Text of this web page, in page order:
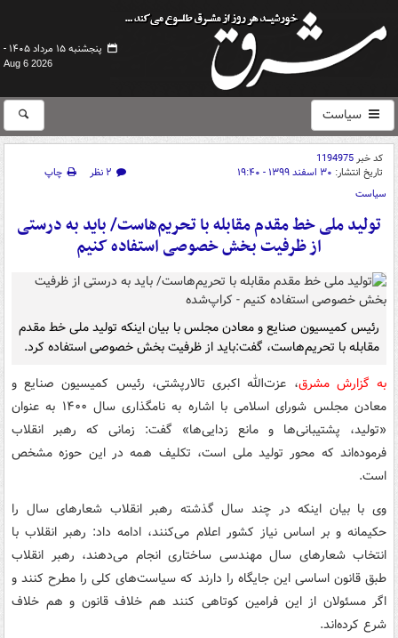
پنجشنبه ۱۵ مرداد ۱۴۰۵ -
Aug 6 2026
سیاست
کد خبر1194975
تاریخ انتشار: ۳۰ اسفند ۱۳۹۹ - ۱۹:۴۰ ۲ نظر
چاپ
سیاست
تولید ملی خط مقدم مقابله با تحریم‌هاست/ باید به درستی
از ظرفیت بخش خصوصی استفاده کنیم
رئیس کمیسیون صنایع و معادن مجلس با بیان اینکه تولید ملی خط مقدم
مقابله با تحریم‌هاست، گفت:باید از ظرفیت بخش خصوصی استفاده کرد.
به گزارش مشرق، عزت‌الله اکبری تالارپشتی، رئیس کمیسیون صنایع و
معادن مجلس شورای اسلامی با اشاره به نامگذاری سال ۱۴۰۰ به عنوان
«تولید، پشتیبانی‌ها و مانع زدایی‌ها» گفت: زمانی که رهبر انقلاب
فرموده‌اند که محور تولید ملی است، تکلیف همه در این حوزه مشخص
است.
وی با بیان اینکه در چند سال گذشته رهبر انقلاب شعارهای سال را
حکیمانه و بر اساس نیاز کشور اعلام می‌کنند، ادامه داد: رهبر انقلاب با
انتخاب شعارهای سال مهندسی ساختاری انجام می‌دهند، رهبر انقلاب
طبق قانون اساسی این جایگاه را دارند که سیاست‌های کلی را مطرح کنند و
اگر مسئولان از این فرامین کوتاهی کنند هم خلاف قانون و هم خلاف
شرع کرده‌اند.